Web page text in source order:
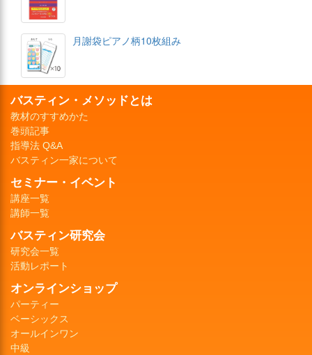
月謝袋ピアノ柄10枚組み
バスティン・メソッドとは
教材のすすめかた
巻頭記事
指導法 Q&A
バスティン一家について
セミナー・イベント
講座一覧
講師一覧
バスティン研究会
研究会一覧
活動レポート
オンラインショップ
パーティー
ベーシックス
オールインワン
中級